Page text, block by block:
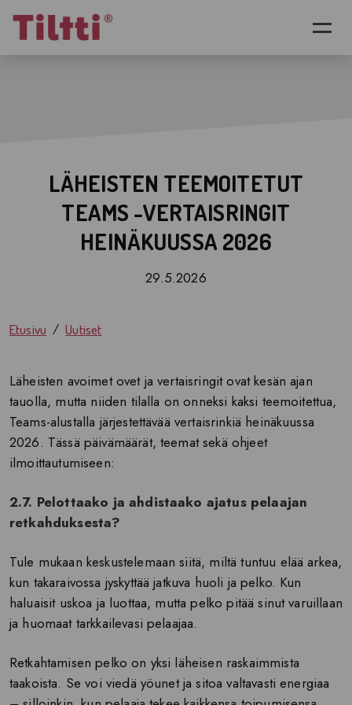
LÄHEISTEN TEEMOITETUT
TEAMS -VERTAISRINGIT
HEINÄKUUSSA 2026
29.5.2026
Etusivu Uutiset
Läheisten avoimet ovet ja vertaisringit ovat kesän ajan
tauolla, mutta niiden tilalla on onneksi kaksi teemoitettua,
Teams-alustalla järjestettävää vertaisrinkiä heinäkuussa
2026. Tässä päivämäärät, teemat sekä ohjeet
ilmoittautumiseen:
2.7. Pelottaako ja ahdistaako ajatus pelaajan
retkahduksesta?
Tule mukaan keskustelemaan siitä, miltä tuntuu elää arkea,
kun takaraivossa jyskyttää jatkuva huoli ja pelko. Kun
haluaisit uskoa ja luottaa, mutta pelko pitää sinut varuillaan
ja huomaat tarkkailevasi pelaajaa.
Retkahtamisen pelko on yksi läheisen raskaimmista
taakoista. Se voi viedä yöunet ja sitoa valtavasti energiaa